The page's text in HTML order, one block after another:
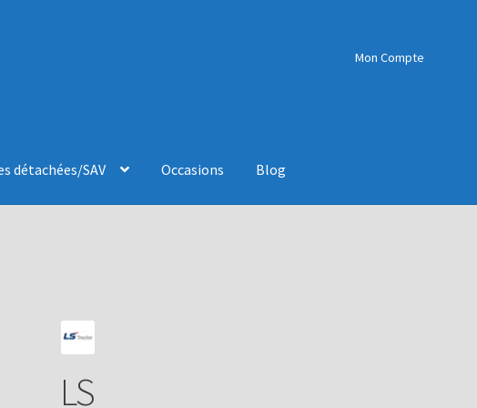
Mon Compte
détachées/SAV Occasions Blog
LS